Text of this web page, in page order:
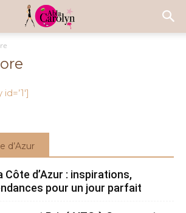
d’Azur
Côte d’Azur : inspirations,
pour un jour parfait